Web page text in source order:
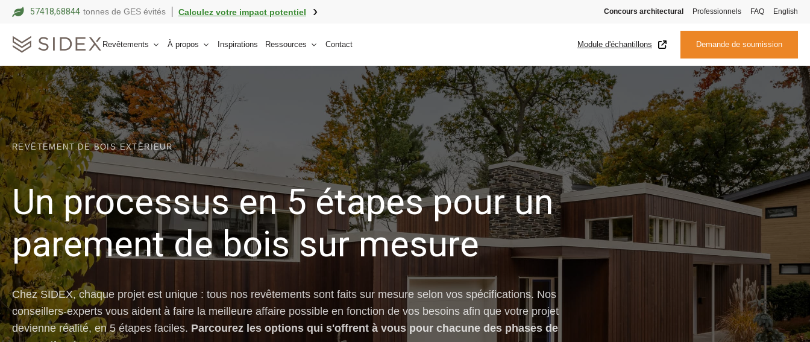
57418,68865 tonnes de GES évités Calculez votre impact potentiel Concours architectural Professionnels FAQ English
Revêtements À propos Inspirations Ressources Contact Module d'échantillons Demande de soumission
REVÊTEMENT DE BOIS EXTÉRIEUR
Un processus en 5 étapes pour un
parement de bois sur mesure
Chez SIDEX, chaque projet est unique : tous nos revêtements sont faits sur mesure selon vos spécifications. Nos
conseillers-experts vous aident à faire la meilleure affaire possible en fonction de vos besoins afin que votre projet
devienne réalité, en 5 étapes faciles. Parcourez les options qui s'offrent à vous pour chacune des phases de